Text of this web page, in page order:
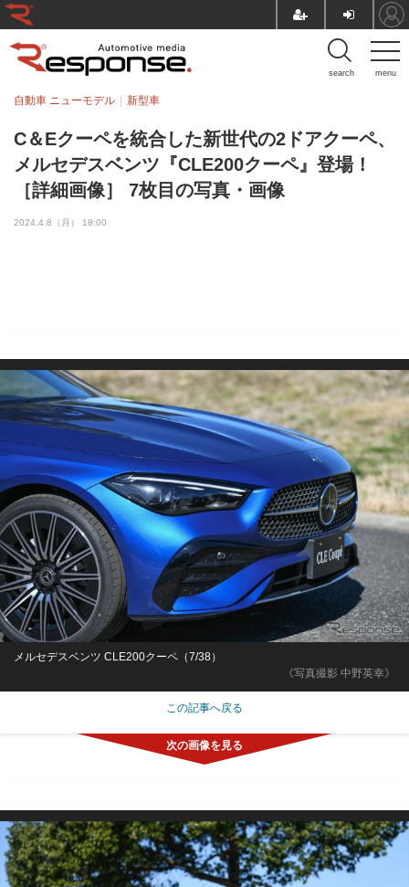
menu
search
C＆Eクーペを統合した新世代の2ドアクーペ、
メルセデスベンツ『CLE200クーペ』登場！
［詳細画像］ 7枚目の写真・画像
自動車 ニューモデル 新型車
2024.4.8（月） 18:00
《写真撮影 中野英幸》
メルセデスベンツ CLE200クーペ（7/38）
この記事へ戻る